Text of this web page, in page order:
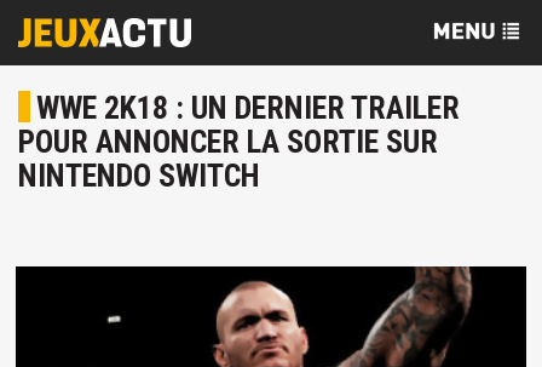
WWE 2K18 : UN DERNIER TRAILER
POUR ANNONCER LA SORTIE SUR
NINTENDO SWITCH